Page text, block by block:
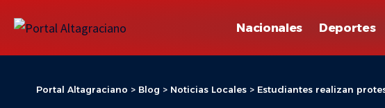
Nacionales Deportes
Portal Altagraciano > Blog > Noticias Locales > Estudiantes realizan